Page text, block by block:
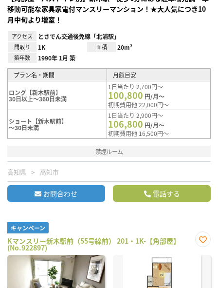
移動可能な家具家電付マンスリーマンション！★大人気につき10
月中旬より増室！
アクセス とさでん交通後免線「北浦駅」
間取り 1K 面積 20m²
築年数 1990年 1月 築
プラン名・期間 月額目安
ロング【新木駅前】
30日以上～360日未満
1日当たり 2,700円～
100,800 円/月～
初期費用他 22,000円～
ショート【新木駅前】
～30日未満
1日当たり 2,900円～
106,800 円/月～
初期費用他 16,500円～
禁煙ルーム
高知県 高知市
お問合わせ 電話する
キャンペーン
Kマンスリー新木駅前（55号線前） 201・1K-【角部屋】
(No.922897)
に入